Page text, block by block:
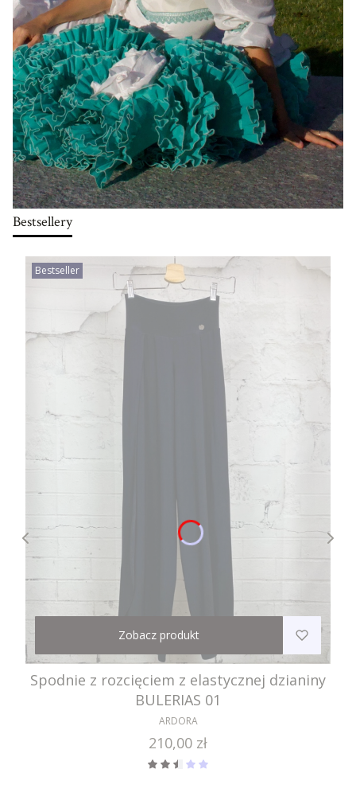
Bestsellery
Bestseller
Zobacz produkt
Spodnie z rozcięciem z elastycznej dzianiny
BULERIAS 01
ARDORA
Cena
210,00 zł